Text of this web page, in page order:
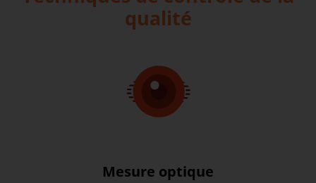
qualité
Mesure optique